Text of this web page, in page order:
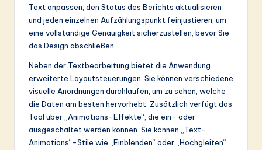
Text anpassen, den Status des Berichts aktualisieren
und jeden einzelnen Aufzählungspunkt feinjustieren, um
eine vollständige Genauigkeit sicherzustellen, bevor Sie
das Design abschließen.
Neben der Textbearbeitung bietet die Anwendung
erweiterte Layoutsteuerungen. Sie können verschiedene
visuelle Anordnungen durchlaufen, um zu sehen, welche
die Daten am besten hervorhebt. Zusätzlich verfügt das
Tool über „Animations-Effekte“, die ein- oder
ausgeschaltet werden können. Sie können „Text-
Animations“-Stile wie „Einblenden“ oder „Hochgleiten“